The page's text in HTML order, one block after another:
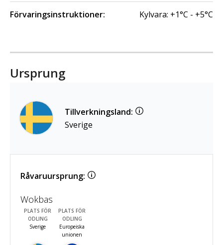
Förvaringsinstruktioner: Kylvara: +1°C - +5°C
Ursprung
Tillverkningsland:
Sverige
Råvaruursprung:
Wokbas
PLATS FÖR
ODLING
Sverige
PLATS FÖR
ODLING
Europeiska
unionen